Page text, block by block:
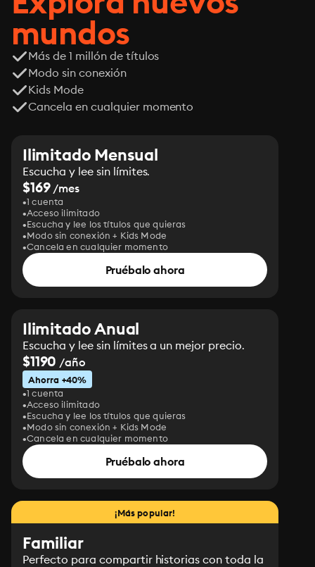
mundos
Más de 1 millón de títulos
Modo sin conexión
Kids Mode
Cancela en cualquier momento
Ilimitado Mensual
Escucha y lee sin límites.
$169/mes
1 cuenta
Acceso ilimitado
Escucha y lee los títulos que quieras
Modo sin conexión + Kids Mode
Cancela en cualquier momento
Pruébalo ahora
Ilimitado Anual
Escucha y lee sin límites a un mejor precio.
$1190 /año
Ahorra +40%
1 cuenta
Acceso ilimitado
Escucha y lee los títulos que quieras
Modo sin conexión + Kids Mode
Cancela en cualquier momento
Pruébalo ahora
¡Más popular!
Familiar
Perfecto para compartir historias con toda la